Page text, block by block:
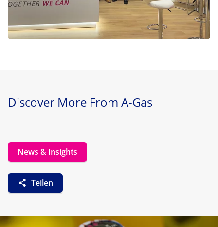
Discover More From A-Gas
News & Insights
Teilen